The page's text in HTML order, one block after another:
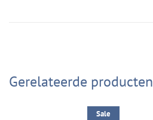
Gerelateerde producten
Sale